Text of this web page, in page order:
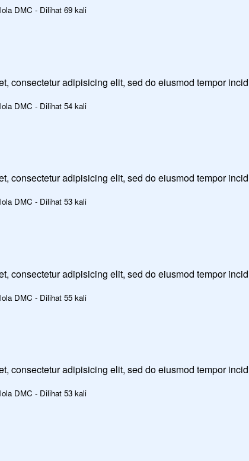
DMC - Dilihat 69 kali
consectetur adipisicing elit, sed do eiusmod tempor
DMC - Dilihat 54 kali
consectetur adipisicing elit, sed do eiusmod tempor
DMC - Dilihat 53 kali
consectetur adipisicing elit, sed do eiusmod tempor
DMC - Dilihat 55 kali
consectetur adipisicing elit, sed do eiusmod tempor
DMC - Dilihat 53 kali